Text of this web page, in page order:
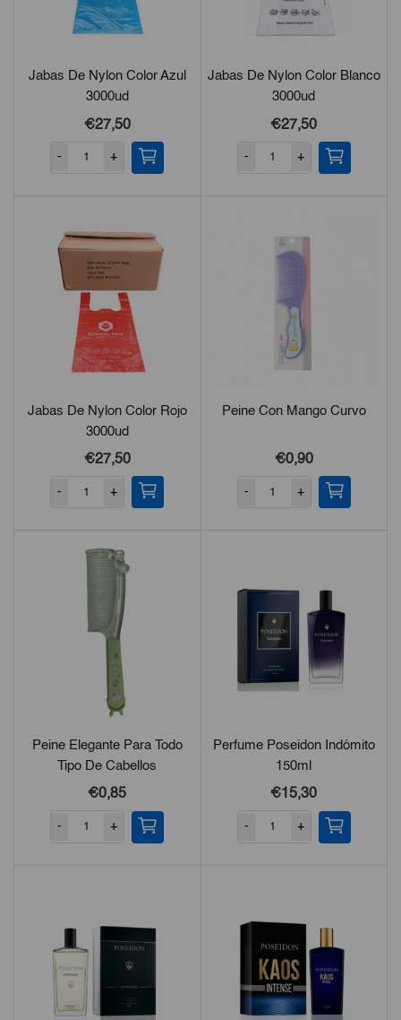
Jabas De Nylon Color Azul
3000ud
€27,50
- +
Jabas De Nylon Color Blanco
3000ud
€27,50
- +
Jabas De Nylon Color Rojo
3000ud
€27,50
- +
Peine Con Mango Curvo
€0,90
- +
Peine Elegante Para Todo
Tipo De Cabellos
€0,85
- +
Perfume Poseidon Indómito
150ml
€15,30
- +